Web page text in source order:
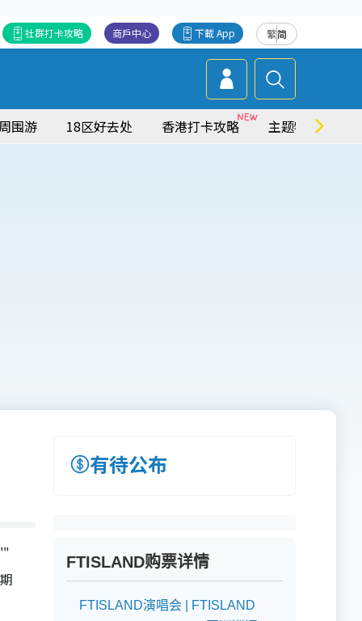
繁简
下載 App
商戶中心
社群打卡攻略
围游 18区好去处 香港打卡攻略 主题特集
有待公布
FTISLAND购票详情
FTISLAND演唱会 | FTISLAND